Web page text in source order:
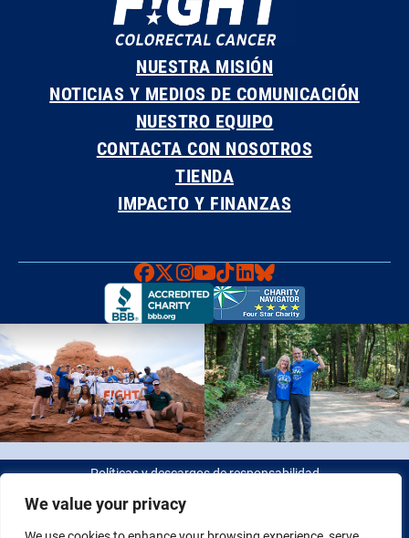
We value your privacy
NUESTRA MISIÓN
NOTICIAS Y MEDIOS DE COMUNICACIÓN
NUESTRO EQUIPO
CONTACTA CON NOSOTROS
TIENDA
IMPACTO Y FINANZAS
Faceboook
X Instagram
YouTube
TikTok
LinkedIn
Bluesky
Políticas y descargos de responsabilidad
© 2026 Fight Colorectal Cancer. Todos los derechos reservados.